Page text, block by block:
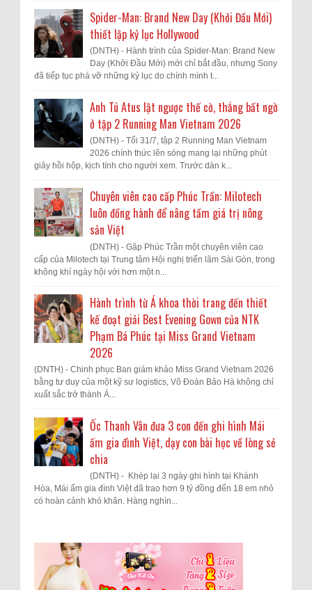
Spider-Man: Brand New Day (Khởi Đầu Mới)
thiết lập kỷ lục Hollywood
(DNTH) - Hành trình của Spider-Man: Brand New
Day (Khởi Đầu Mới) mới chỉ bắt đầu, nhưng Sony
đã tiếp tục phá vỡ những kỷ lục do chính mình t...
Anh Tú Atus lật ngược thế cờ, thắng bất ngờ
ở tập 2 Running Man Vietnam 2026
(DNTH) - Tối 31/7, tập 2 Running Man Vietnam
2026 chính thức lên sóng mang lại những phút
giây hồi hộp, kịch tính cho người xem. Trước dàn k...
Chuyên viên cao cấp Phúc Trần: Milotech
luôn đồng hành để nâng tầm giá trị nông
sản Việt
(DNTH) - Gặp Phúc Trần một chuyên viên cao
cấp của Milotech tại Trung tâm Hội nghị triển lãm Sài Gòn, trong
không khí ngày hội với hơn một n...
Hành trình từ Á khoa thời trang đến thiết
kế đoạt giải Best Evening Gown của NTK
Phạm Bá Phúc tại Miss Grand Vietnam
2026
(DNTH) - Chinh phục Ban giám khảo Miss Grand Vietnam 2026
bằng tư duy của một kỹ sư logistics, Võ Đoàn Bảo Hà không chỉ
xuất sắc trở thành Á...
Ốc Thanh Vân đưa 3 con đến ghi hình Mái
ấm gia đình Việt, dạy con bài học về lòng sẻ
chia
(DNTH) - Khép lại 3 ngày ghi hình tại Khánh
Hòa, Mái ấm gia đình Việt đã trao hơn 9 tỷ đồng đến 18 em nhỏ
có hoàn cảnh khó khăn. Hàng nghìn...